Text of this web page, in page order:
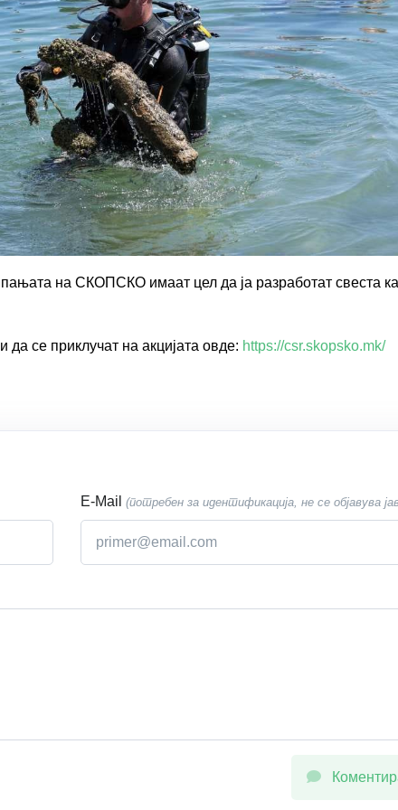
на СКОПСКО имаат цел да ја разработат свеста
се приклучат на акцијата овде: https://csr.skopsko.mk/
E-Mail (потребен за идентификација, не се објавува